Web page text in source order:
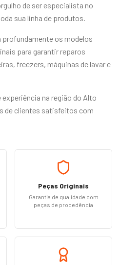
de ser especialista no
sua linha de produtos.
os modelos
para garantir reparos
freezers, máquinas de lavar e
experiência na região do Alto
de clientes satisfeitos com
Peças Originais
Garantia de qualidade com
peças de procedência